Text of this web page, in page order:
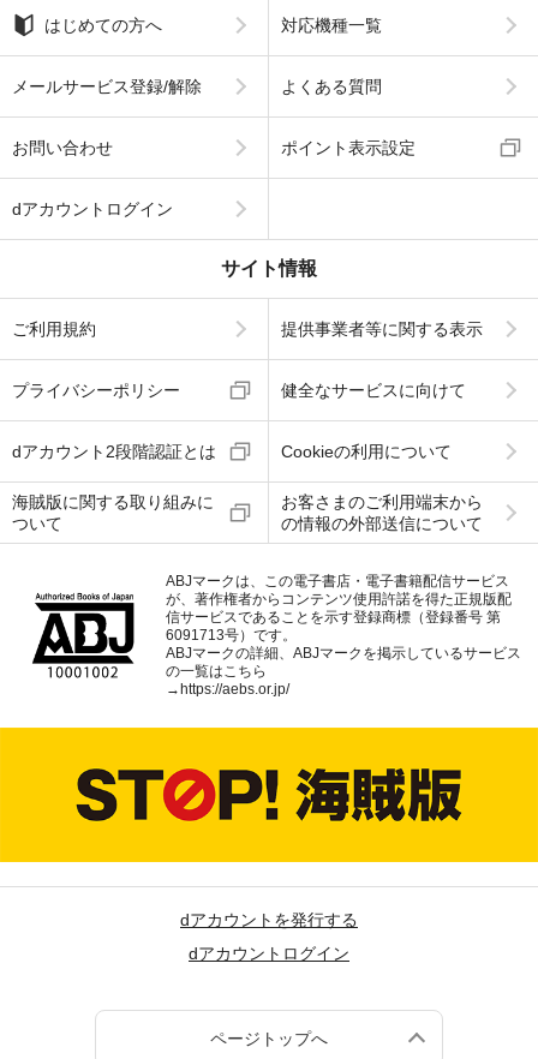
はじめての方へ 対応機種一覧
メールサービス登録/解除 よくある質問
お問い合わせ ポイント表示設定
dアカウントログイン
サイト情報
ご利用規約 提供事業者等に関する表示
プライバシーポリシー 健全なサービスに向けて
dアカウント2段階認証とは Cookieの利用について
海賊版に関する取り組みに
ついて
お客さまのご利用端末から
の情報の外部送信について
ABJマークは、この電子書店・電子書籍配信サービス
が、著作権者からコンテンツ使用許諾を得た正規版配
信サービスであることを示す登録商標（登録番号 第
6091713号）です。
ABJマークの詳細、ABJマークを掲示しているサービス
の一覧はこちら
→ https://aebs.or.jp/
dアカウントを発行する
dアカウントログイン
ページトップへ